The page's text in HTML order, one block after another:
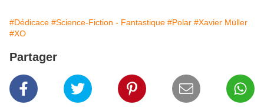
#Dédicace #Science-Fiction - Fantastique #Polar #Xavier Müller
#XO
Partager